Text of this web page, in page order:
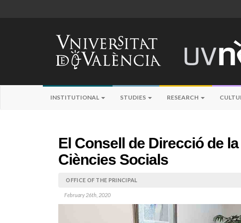
INSTITUTIONAL STUDIES RESEARCH
El Consell de Direcció de
Ciències Socials
OFFICE OF THE PRINCIPAL
February 26th, 2020